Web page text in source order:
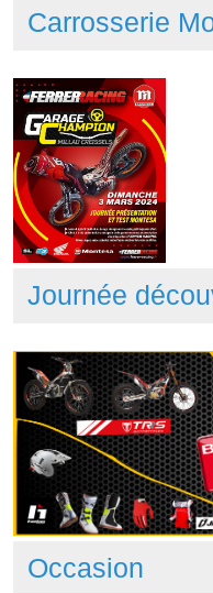
Carrosserie
Journée
Occasion